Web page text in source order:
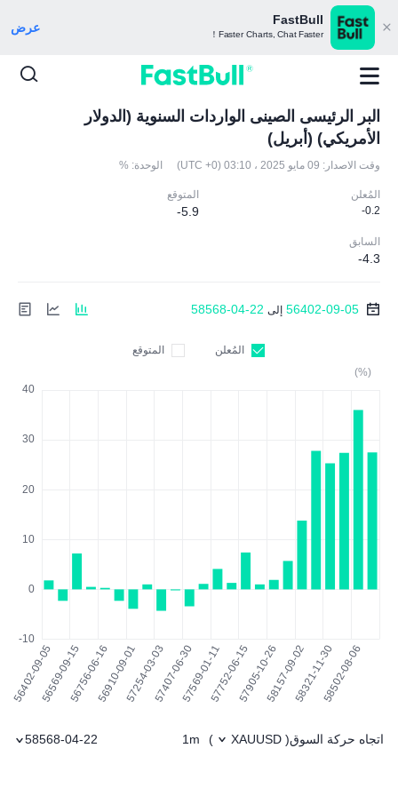
FastBull
Faster Charts, Chat Faster！ عرض
البر الرئيسى الصينى الواردات السنوية (الدولار
الأمريكي) (أبريل)
وقت الاصدار: 09 مايو 2025 ، 03:10 (UTC +0) الوحدة: %
المُعلن
-0.2
المتوقع
-5.9
السابق
-4.3
56402-09-05 إلى 58568-04-22
المُعلن
المتوقع
(%)
اتجاه حركة السوق(
XAUUSD
)
1m
58568-04-22